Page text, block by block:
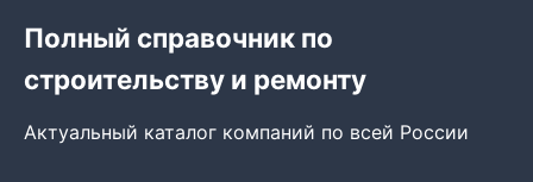
Полный справочник по
строительству и ремонту
Актуальный каталог компаний по всей России